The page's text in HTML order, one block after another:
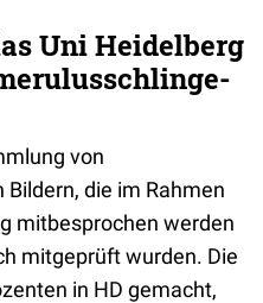
Uni Heidelberg
von
die im Rahmen
mitbesprochen werden
mitgeprüft wurden. Die
in HD gemacht,